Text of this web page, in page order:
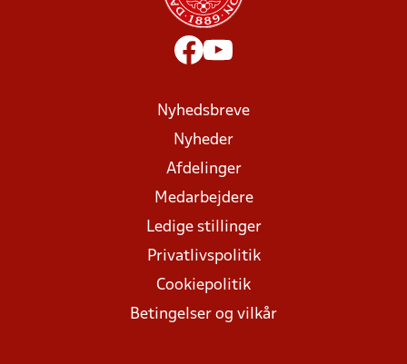
Nyhedsbreve
Nyheder
Afdelinger
Medarbejdere
Ledige stillinger
Privatlivspolitik
Cookiepolitik
Betingelser og vilkår